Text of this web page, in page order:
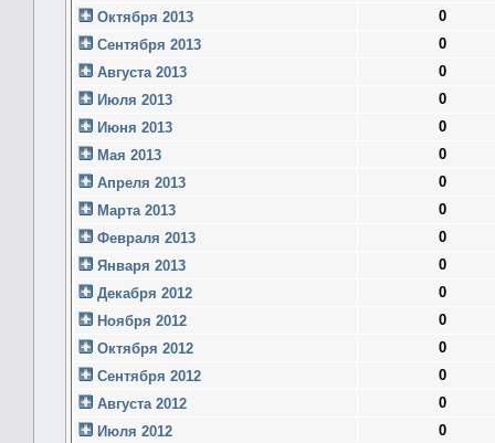
Октября 2013
0
Сентября 2013
0
Августа 2013
0
Июля 2013
0
Июня 2013
0
Мая 2013
0
Апреля 2013
0
Марта 2013
0
Февраля 2013
0
Января 2013
0
Декабря 2012
0
Ноября 2012
0
Октября 2012
0
Сентября 2012
0
Августа 2012
0
Июля 2012
0